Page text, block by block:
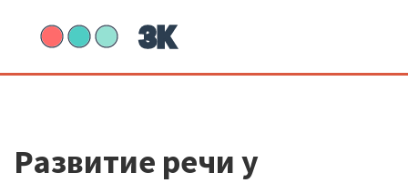
Развитие речи у